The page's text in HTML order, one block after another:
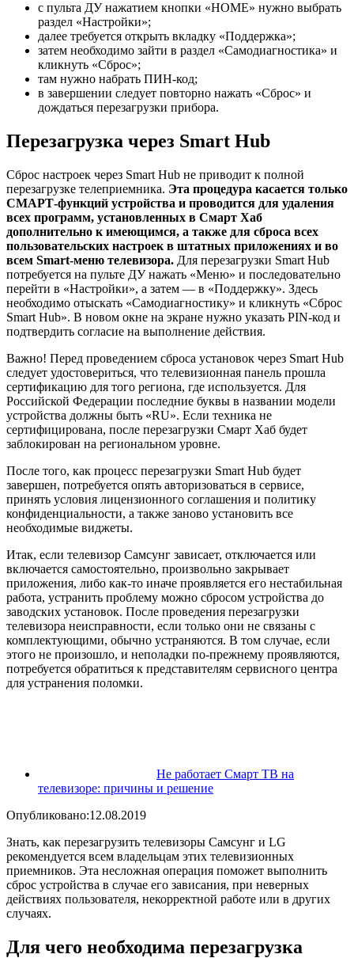
с пульта ДУ нажатием кнопки «HOME» нужно выбрать
раздел «Настройки»;
далее требуется открыть вкладку «Поддержка»;
затем необходимо зайти в раздел «Самодиагностика» и
кликнуть «Сброс»;
там нужно набрать ПИН-код;
в завершении следует повторно нажать «Сброс» и
дождаться перезагрузки прибора.
Перезагрузка через Smart Hub
Сброс настроек через Smart Hub не приводит к полной
перезагрузке телеприемника. Эта процедура касается только
СМАРТ-функций устройства и проводится для удаления
всех программ, установленных в Смарт Хаб
дополнительно к имеющимся, а также для сброса всех
пользовательских настроек в штатных приложениях и во
всем Smart-меню телевизора. Для перезагрузки Smart Hub
потребуется на пульте ДУ нажать «Меню» и последовательно
перейти в «Настройки», а затем — в «Поддержку». Здесь
необходимо отыскать «Самодиагностику» и кликнуть «Сброс
Smart Hub». В новом окне на экране нужно указать PIN-код и
подтвердить согласие на выполнение действия.
Важно! Перед проведением сброса установок через Smart Hub
следует удостовериться, что телевизионная панель прошла
сертификацию для того региона, где используется. Для
Российской Федерации последние буквы в названии модели
устройства должны быть «RU». Если техника не
сертифицирована, после перезагрузки Смарт Хаб будет
заблокирован на региональном уровне.
После того, как процесс перезагрузки Smart Hub будет
завершен, потребуется опять авторизоваться в сервисе,
принять условия лицензионного соглашения и политику
конфиденциальности, а также заново установить все
необходимые виджеты.
Итак, если телевизор Самсунг зависает, отключается или
включается самостоятельно, произвольно закрывает
приложения, либо как-то иначе проявляется его нестабильная
работа, устранить проблему можно сбросом устройства до
заводских установок. После проведения перезагрузки
телевизора неисправности, если только они не связаны с
комплектующими, обычно устраняются. В том случае, если
этого не произошло, и неполадки по-прежнему проявляются,
потребуется обратиться к представителям сервисного центра
для устранения поломки.
Не работает Смарт ТВ на
телевизоре: причины и решение
Опубликовано:12.08.2019
Знать, как перезагрузить телевизоры Самсунг и LG
рекомендуется всем владельцам этих телевизионных
приемников. Эта несложная операция поможет выполнить
сброс устройства в случае его зависания, при неверных
действиях пользователя, некорректной работе или в других
случаях.
Для чего необходима перезагрузка